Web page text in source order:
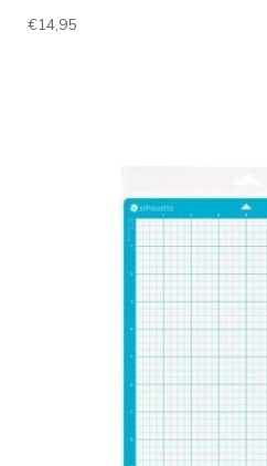
€14,95